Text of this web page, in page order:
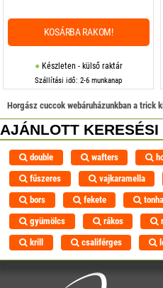
Készleten - külső raktár
Szállítási idő: 2-6 munkanap
KOSÁRBA RAKOM!
Horgász cuccok webáruházunkban a trick
AJÁNLOTT
double wafters
fűszeres
vajkaramella
bors
fekete
gyümölcs
rákos
krill
csaliférges